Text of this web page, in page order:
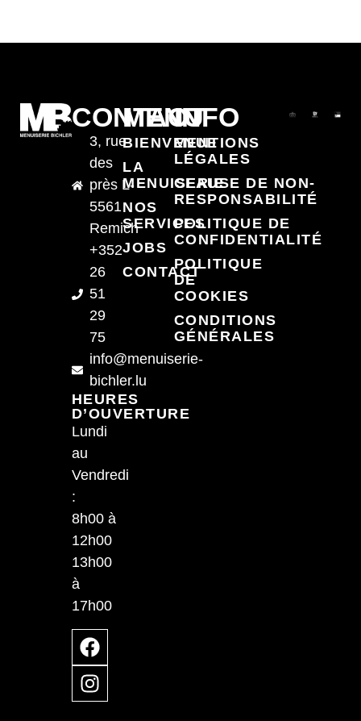
CONTACT
3, rue
des
près L-
5561
Remich
+352
26
51
29
75
info@menuiserie-
bichler.lu
HEURES
D’OUVERTURE
Lundi
au
Vendredi
:
8h00 à
12h00
13h00
à
17h00
MENU
BIENVENUE
LA
MENUISERIE
NOS
SERVICES
JOBS
CONTACT
INFO
MENTIONS
LÉGALES
CLAUSE DE NON-
RESPONSABILITÉ
POLITIQUE DE
CONFIDENTIALITÉ
POLITIQUE
DE
COOKIES
CONDITIONS
GÉNÉRALES